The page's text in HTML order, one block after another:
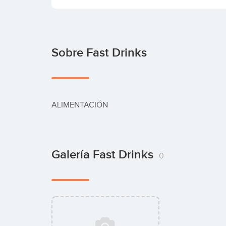
Sobre Fast Drinks
ALIMENTACIÓN
Galería Fast Drinks 0